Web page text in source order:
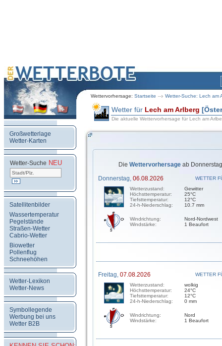
Wettervorhersage: Startseite Wetter-Suche: Lech am
Großwetterlage
Wetter-Karten
Wetter-Suche NEU
Satellitenbilder
Wassertemperatur
Pegelstände
Straßen-Wetter
Cabrio-Wetter
Biowetter
Pollenflug
Schneehöhen
Wetter-Lexikon
Wetter-News
Symbollegende
Werbung bei uns
Wetter B2B
Wetter für Lech am Arlberg
Die aktuelle Wettervorhersage für Lech am
Die Wettervorhersage ab
Donnerstag, 06.08.2026
WETTER
Wetterzustand:
Höchsttemperatur:
Tiefsttemperatur:
24-h-Niederschlag:
Gewitter
25°C
12°C
10.7 mm
Windrichtung:
Windstärke:
Nord-Nordwest
1 Beaufort
Freitag, 07.08.2026
WETTER
Wetterzustand:
Höchsttemperatur:
Tiefsttemperatur:
24-h-Niederschlag:
wolkig
24°C
12°C
0 mm
Windrichtung:
Windstärke:
Nord
1 Beaufort